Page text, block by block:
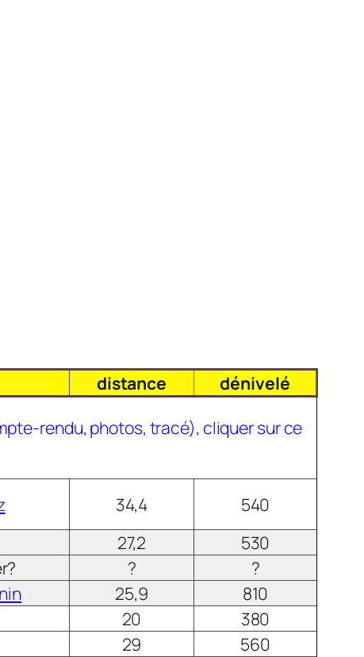
distance
dénivelé
rendu, photos, tracé), cliquer sur ce
34,4 540
27,2
530
?
?
25,9 810
20
380
29
560